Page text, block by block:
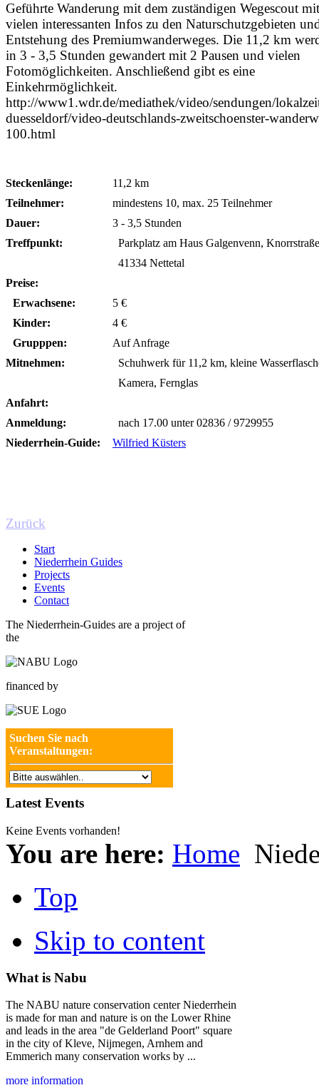
Geführte Wanderung mit dem zuständigen Wegescout mit
vielen interessanten Infos zu den Naturschutzgebieten
Entstehung des Premiumwanderweges. Die 11,2 km
in 3 - 3,5 Stunden gewandert mit 2 Pausen und vielen
Fotomöglichkeiten. Anschließend gibt es eine
Einkehrmöglichkeit.
http://www1.wdr.de/mediathek/video/sendungen/
duesseldorf/video-deutschlands-zweitschoenster-
100.html
Steckenlänge:
11,2 km
Teilnehmer:
mindestens 10, max. 25 Teilnehmer
Dauer:
3 - 3,5 Stunden
Treffpunkt:
Parkplatz am Haus Galgenvenn,
41334 Nettetal
Preise:
Erwachsene:
Kinder:
Grupppen:
5 €
4 €
Auf Anfrage
Mitnehmen:
Schuhwerk für 11,2 km, kleine
Kamera, Fernglas
Anfahrt:
Anmeldung:
nach 17.00 unter 02836 / 9729955
Niederrhein-Guide:
Wilfried Küsters
Zurück
Start
Niederrhein Guides
Projects
Events
Contact
The Niederrhein-Guides are a project of
the
financed by
Suchen Sie nach
Veranstaltungen:
Latest Events
Keine Events vorhanden!
You are here: Home
Top
Skip to content
What is Nabu
The NABU nature conservation center Niederrhein
is made for man and nature is on the Lower Rhine
and leads in the area "de Gelderland Poort" square
in the city of Kleve, Nijmegen, Arnhem and
Emmerich many conservation works by ...
more information